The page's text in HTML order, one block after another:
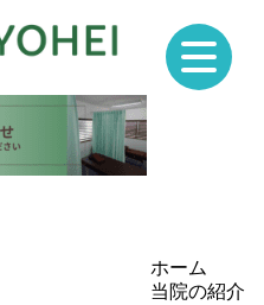
ホーム
当院の紹介